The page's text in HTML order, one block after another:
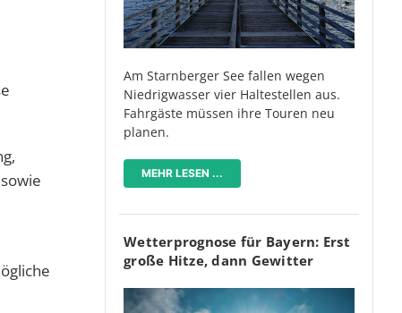
Am Starnberger See fallen wegen
Niedrigwasser vier Haltestellen aus.
Fahrgäste müssen ihre Touren neu
planen.
MEHR LESEN ...
Wetterprognose für Bayern: Erst
große Hitze, dann Gewitter